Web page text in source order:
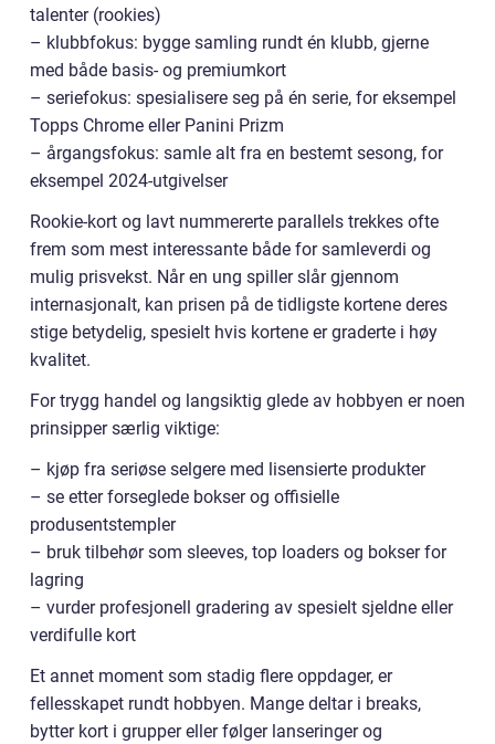
talenter (rookies)
– klubbfokus: bygge samling rundt én klubb, gjerne
med både basis- og premiumkort
– seriefokus: spesialisere seg på én serie, for eksempel
Topps Chrome eller Panini Prizm
– årgangsfokus: samle alt fra en bestemt sesong, for
eksempel 2024-utgivelser
Rookie-kort og lavt nummererte parallels trekkes ofte
frem som mest interessante både for samleverdi og
mulig prisvekst. Når en ung spiller slår gjennom
internasjonalt, kan prisen på de tidligste kortene deres
stige betydelig, spesielt hvis kortene er graderte i høy
kvalitet.
For trygg handel og langsiktig glede av hobbyen er noen
prinsipper særlig viktige:
– kjøp fra seriøse selgere med lisensierte produkter
– se etter forseglede bokser og offisielle
produsentstempler
– bruk tilbehør som sleeves, top loaders og bokser for
lagring
– vurder profesjonell gradering av spesielt sjeldne eller
verdifulle kort
Et annet moment som stadig flere oppdager, er
fellesskapet rundt hobbyen. Mange deltar i breaks,
bytter kort i grupper eller følger lanseringer og